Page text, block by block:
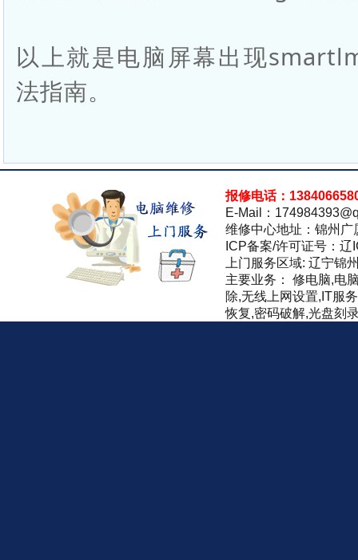
以上就是电脑屏幕出现
法指南。
报修电话：
E-Mail：
维修中心地址：锦州广
ICP备案/许可证号：
上门服务区域: 辽宁锦
主要业务： 修电脑,电
除,无线上网设置,IT服
恢复,密码破解,光盘刻